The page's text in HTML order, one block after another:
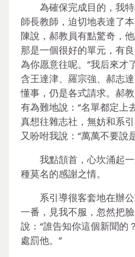
為確保完成目的，我
師長教師，迫切地表達了
陳說，郝教員有點驚奇，
那是一個很好的單元，有
為你愿意往呢。”我后來才
含王達津、羅宗強、郝志
懂事，仍是各式請求。郝
有為難地說：“名單都定上
真想往雜志社，無妨和系
又吩咐我說：“萬萬不要說
我點頷首，心坎涌起
種莫名的感謝之情。
系引導很客套地在辦
一番，見我不服，忽然把
說：“誰告知你這個新聞的
處罰他。”